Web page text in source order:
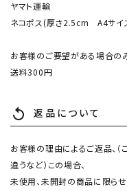
ヤマト運輸
ネコポス(厚さ2.5cm A4サイ
お客様のご要望がある場合
送料300円
replay 返品について
お客様の理由によるご返品、（
違うなど）この場合、
未使用、未開封の商品に限ら